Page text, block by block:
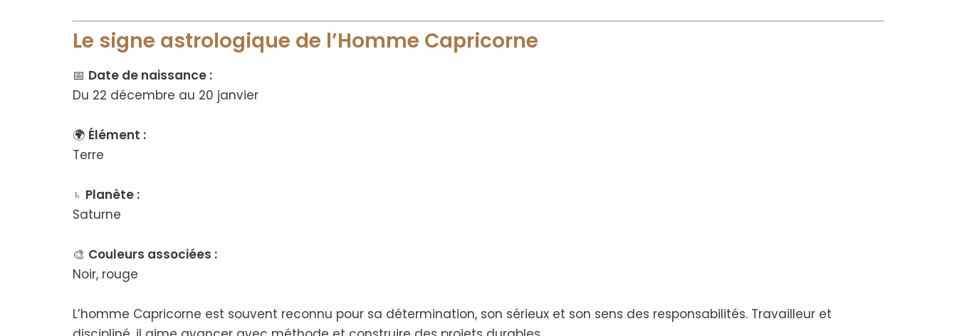
Le signe astrologique de l’Homme Capricorne
📅 Date de naissance :
Du 22 décembre au 20 janvier
🌍 Élément :
Terre
♄ Planète :
Saturne
🎨 Couleurs associées :
Noir, rouge
L’homme Capricorne est souvent reconnu pour sa détermination, son sérieux et son sens des responsabilités. Travailleur et